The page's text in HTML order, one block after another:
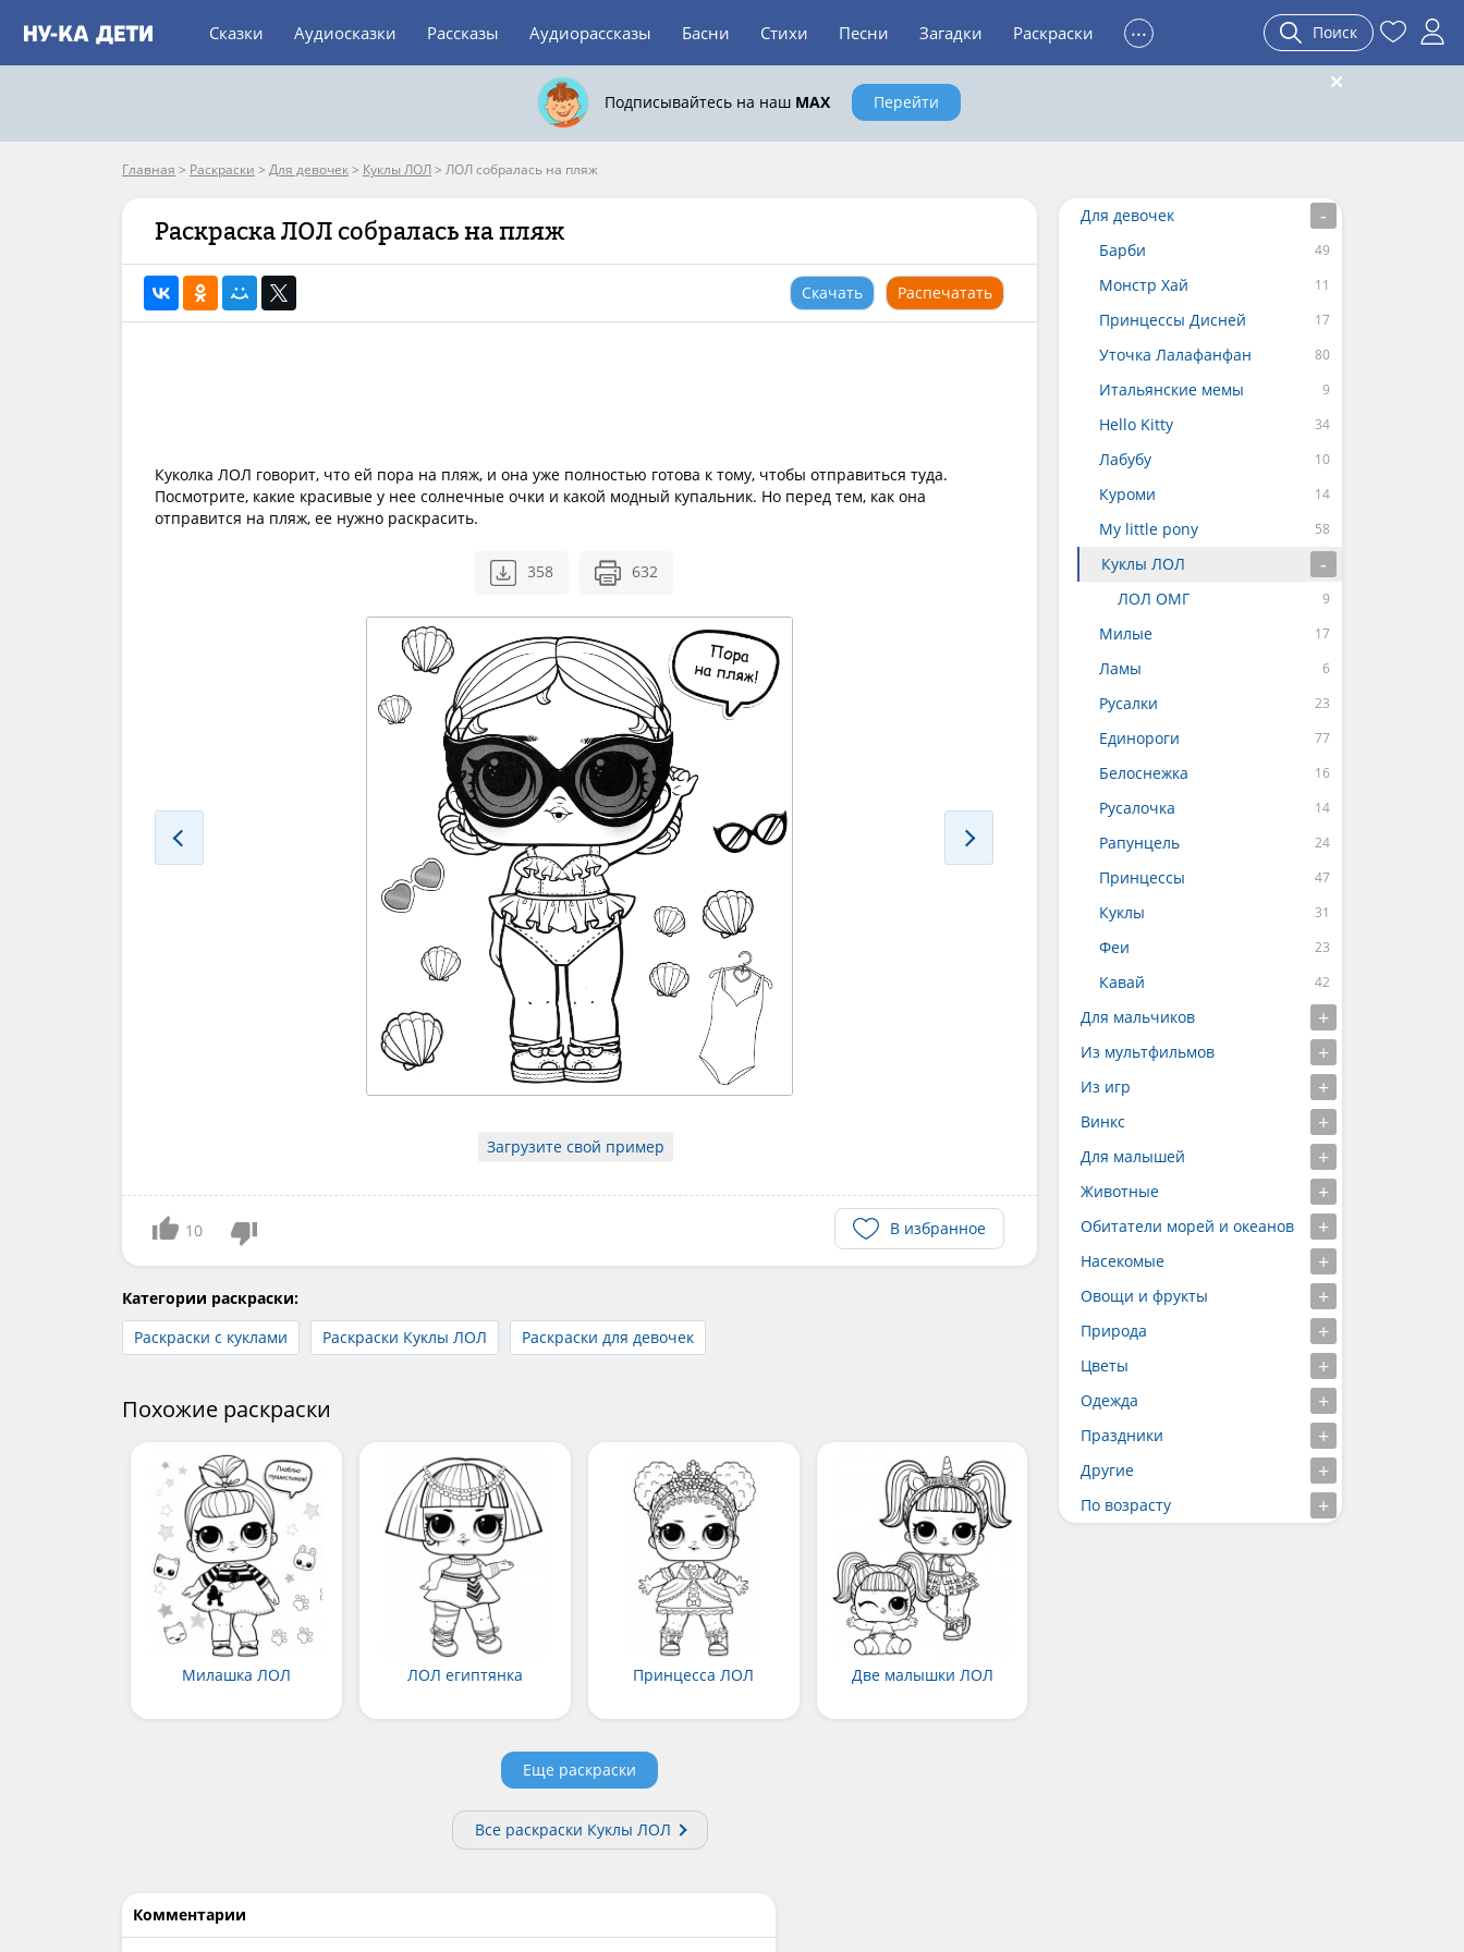
Сказки Аудиосказки Рассказы Аудиорассказы Басни Стихи Песни Загадки Раскраски ... Поиск
Подписывайтесь на наш MAX Перейти
Главная > Раскраски > Для девочек> Куклы ЛОЛ> ЛОЛ собралась на пляж
Раскраска ЛОЛ собралась на пляж
Скачать Распечатать
Куколка ЛОЛ говорит, что ей пора на пляж, и она уже полностью готова к тому, чтобы отправиться туда.
Посмотрите, какие красивые у нее солнечные очки и какой модный купальник. Но перед тем, как она
отправится на пляж, ее нужно раскрасить.
358 632
Загрузите свой пример
10 В избранное
Категории раскраски:
Раскраски с куклами
Раскраски Куклы ЛОЛ Раскраски для девочек
Похожие раскраски
Милашка ЛОЛ ЛОЛ египтянка Принцесса ЛОЛ Две малышки ЛОЛ
Еще раскраски
Все раскраски Куклы ЛОЛ
Комментарии
Для девочек
Барби
Монстр Хай
Принцессы Дисней
Уточка Лалафанфан
Итальянские мемы
Hello Kitty
Лабубу
Куроми
My little pony
Куклы ЛОЛ
ЛОЛ ОМГ
Милые
Ламы
Русалки
Единороги
Белоснежка
Русалочка
Рапунцель
Принцессы
Куклы
Феи
Кавай
Для мальчиков
Из мультфильмов
Из игр
Винкс
Для малышей
Животные
Обитатели морей и океанов
Насекомые
Овощи и фрукты
Природа
Цветы
Одежда
Праздники
Другие
По возрасту